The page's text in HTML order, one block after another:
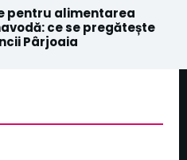
pentru alimentarea
ce se pregătește
Pârjoaia